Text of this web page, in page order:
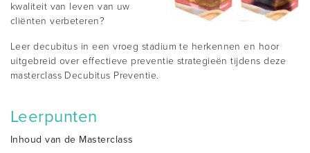
kwaliteit van leven van uw
cliënten verbeteren?
Leer decubitus in een vroeg stadium te herkennen en hoor
uitgebreid over effectieve preventie strategieën tijdens deze
masterclass Decubitus Preventie.
Leerpunten
Inhoud van de Masterclass